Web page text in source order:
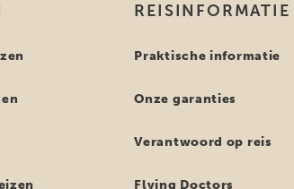
REISINFORMATIE
Praktische informatie
Onze garanties
Verantwoord op reis
Flying Doctors